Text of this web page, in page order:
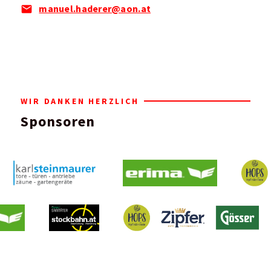
manuel.haderer@aon.at
WIR DANKEN HERZLICH
Sponsoren